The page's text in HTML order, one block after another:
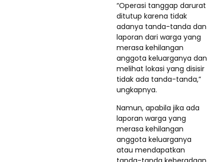
“Operasi tanggap darurat
ditutup karena tidak
adanya tanda-tanda dan
laporan dari warga yang
merasa kehilangan
anggota keluarganya dan
melihat lokasi yang disisir
tidak ada tanda-tanda,”
ungkapnya.
Namun, apabila jika ada
laporan warga yang
merasa kehilangan
anggota keluarganya
atau mendapatkan